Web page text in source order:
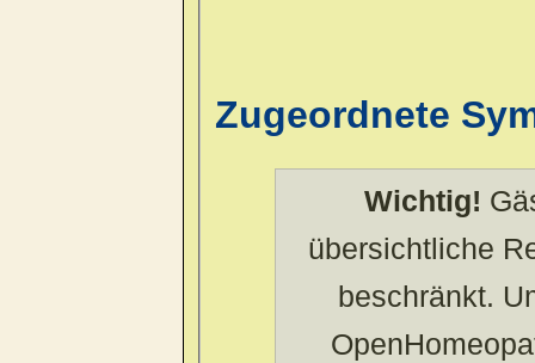
Zugeordnete
Wichtig!
übersichtliche
beschränkt.